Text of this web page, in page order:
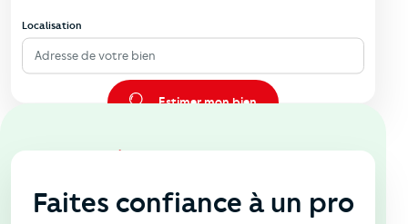
Localisation
Adresse de votre bien
Estimer mon bien
En agence
Faites confiance à un pro